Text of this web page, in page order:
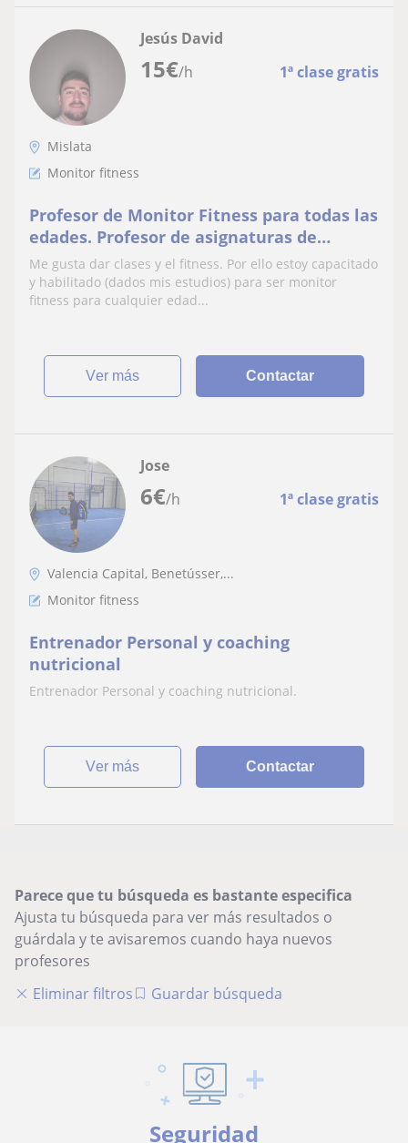
15€/h 1ª clase gratis
Jesús David
Mislata
Monitor fitness
Profesor de Monitor Fitness para todas las
edades. Profesor de asignaturas de
Educación Primaria para dicha etapa.
Me gusta dar clases y el fitness. Por ello estoy capacitado
y habilitado (dados mis estudios) para ser monitor
fitness para cualquier edad...
ver más Contactar
6€/h 1ª clase gratis
Jose
Valencia Capital, Benetússer,...
Monitor fitness
Entrenador Personal y coaching
nutricional
Entrenador Personal y coaching nutricional.
ver más Contactar
Parece que tu búsqueda es bastante especifica
Ajusta tu búsqueda para ver más resultados o
guárdala y te avisaremos cuando haya nuevos
profesores
Eliminar filtros
Guardar búsqueda
Seguridad